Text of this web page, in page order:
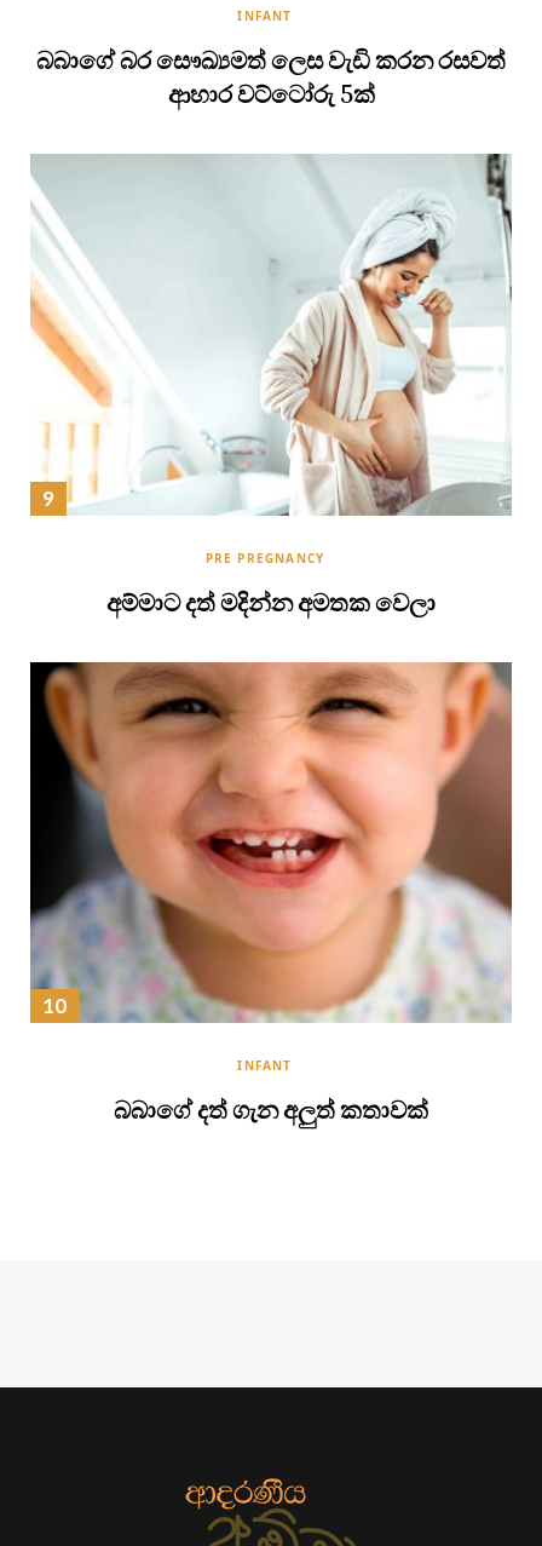
INFANT
බබාගේ බර සෞඛ්‍යමත් ලෙස වැඩි කරන රසවත්
ආහාර වට්ටෝරු 5ක්
PRE PREGNANCY
අම්මාට දත් මදින්න අමතක වෙලා
INFANT
බබාගේ දත් ගැන අලුත් කතාවක්